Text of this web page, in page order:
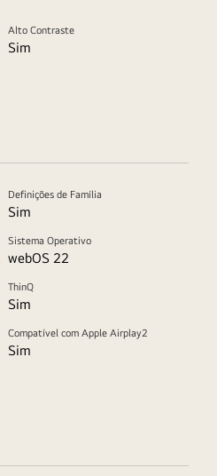
Alto Contraste
Sim
Definições de Família
Sim
Sistema Operativo
webOS 22
ThinQ
Sim
Compatível com Apple Airplay2
Sim